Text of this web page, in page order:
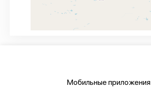
Мобильные приложения